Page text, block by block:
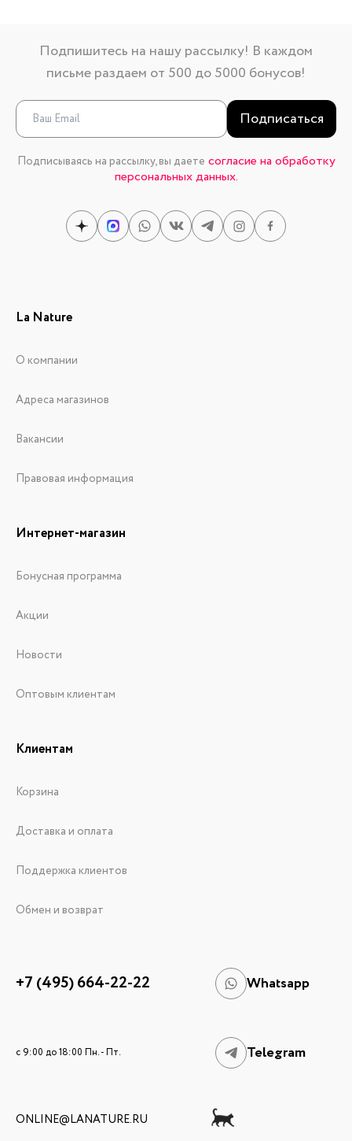
Подпишитесь на нашу рассылку! В каждом
письме раздаем от 500 до 5000 бонусов!
Подписаться
Подписываясь на рассылку, вы даете согласие на обработку
персональных данных.
La Nature
О компании
Адреса магазинов
Вакансии
Правовая информация
Интернет-магазин
Бонусная программа
Акции
Новости
Оптовым клиентам
Клиентам
Корзина
Доставка и оплата
Поддержка клиентов
Обмен и возврат
+7 (495) 664-22-22 Whatsapp
c 9:00 до 18:00 Пн. - Пт. Telegram
ONLINE@LANATURE.RU